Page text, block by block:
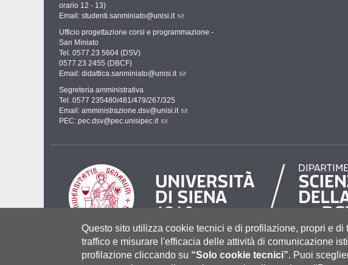
orario 12 - 13)
Email: studenti.sanminiato@unisi.it
Ufficio progettazione corsi e programmazione -
San Miniato
Tel. 0577.23 5604 (DSV)
0577.23 2455 (DBCF)
Email: didattica.sanminiato@unisi.it
Segreteria amministrativa
Tel. 0577 235480/481/479/267/325
Email: amministrazione.dsv@unisi.it
PEC: pec.dsv@pec.unisipec.it
Università degli Studi di Siena- Rettorato, via Banchi di Sotto 55, 53100 Siena
Questo sito utilizza cookie tecnici e di profilazione, propri e
traffico e misurare l'efficacia delle attività di comunicazione
profilazione cliccando su “Solo cookie tecnici”. Puoi